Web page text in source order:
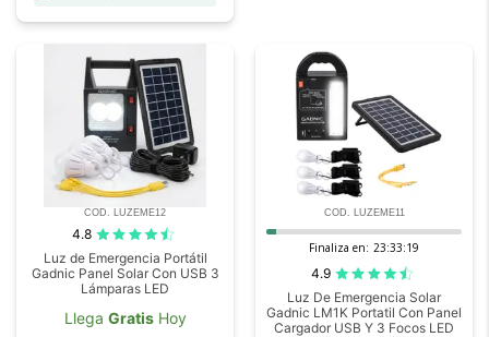
COD. LUZEME12
4.8
Luz de Emergencia Portátil
Gadnic Panel Solar Con USB 3
Lámparas LED
Llega GratisHoy
COD. LUZEME11
Finaliza en: 23:33:19
4.9
Luz De Emergencia Solar
Gadnic LM1K Portatil Con Panel
Cargador USB Y 3 Focos LED